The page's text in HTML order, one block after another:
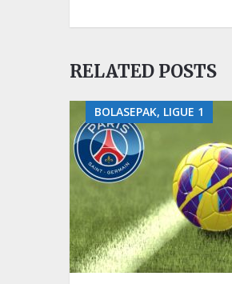
RELATED POSTS
BOLASEPAK, LIGUE 1